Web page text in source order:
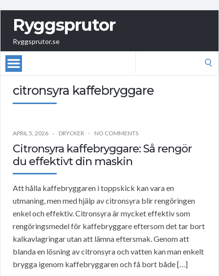
Ryggsprutor
Ryggsprutor.se
citronsyra kaffebryggare
APRIL 5, 2026 DRYCKER NO COMMENTS
Citronsyra kaffebryggare: Så rengör
du effektivt din maskin
Att hålla kaffebryggaren i toppskick kan vara en
utmaning, men med hjälp av citronsyra blir rengöringen
enkel och effektiv. Citronsyra är mycket effektiv som
rengöringsmedel för kaffebryggare eftersom det tar bort
kalkavlagringar utan att lämna eftersmak. Genom att
blanda en lösning av citronsyra och vatten kan man enkelt
brygga igenom kaffebryggaren och få bort både […]